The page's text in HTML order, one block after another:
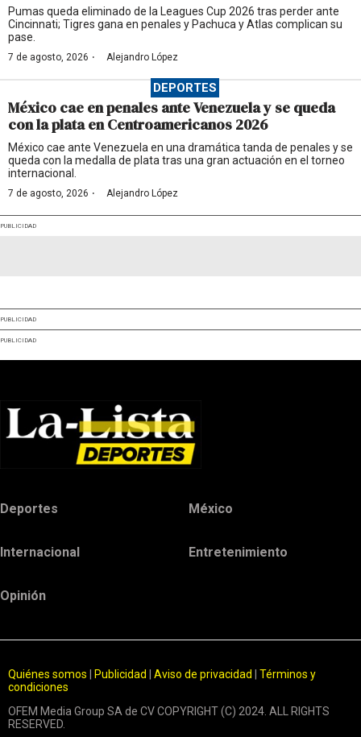
Pumas queda eliminado de la Leagues Cup 2026 tras perder ante
Cincinnati; Tigres gana en penales y Pachuca y Atlas complican su
pase.
7 de agosto, 2026 · Alejandro López
DEPORTES
México cae en penales ante Venezuela y se queda
con la plata en Centroamericanos 2026
México cae ante Venezuela en una dramática tanda de penales y se
queda con la medalla de plata tras una gran actuación en el torneo
internacional.
7 de agosto, 2026 · Alejandro López
PUBLICIDAD
PUBLICIDAD
PUBLICIDAD
Deportes México
Internacional Entretenimiento
Opinión
Quiénes somos Publicidad Aviso de privacidad
Términos y
condiciones
OFEM Media Group SA de CV COPYRIGHT (C) 2024. ALL RIGHTS
RESERVED.